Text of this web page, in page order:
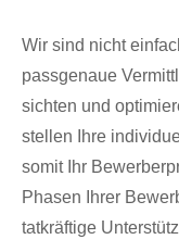
Wir sind nicht
passgenaue
sichten und
stellen Ihre
somit Ihr
Phasen Ihrer
tatkräftige